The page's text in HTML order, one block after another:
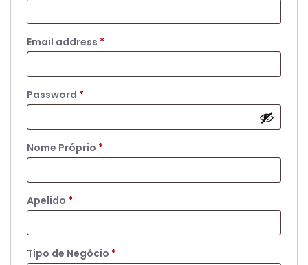
Email address *
Password *
Nome Próprio *
Apelido *
Tipo de Negócio *